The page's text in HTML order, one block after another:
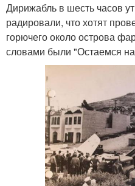
Дирижабль в шесть часов
радировали, что хотят
горючего около острова
словами были "Остаемся